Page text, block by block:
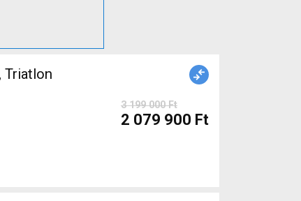
Triatlon
3 199 000 Ft
2 079 900 Ft